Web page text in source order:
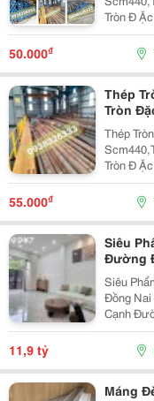
Tròn Đ Ặc
50.000₫
Thép
Tròn
Thép
Scm440,Thép
Tròn Đ Ặc
55.000₫
Siêu
Đường
Siêu
Đồng Nai
Cạnh
Thị. Nhà
Trúc
11,9 tỷ
Máng